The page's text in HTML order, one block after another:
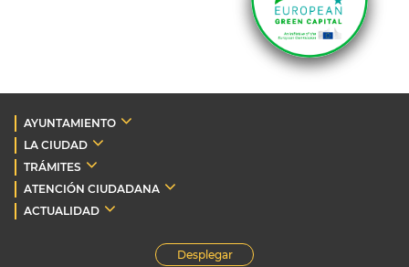
AYUNTAMIENTO
LA CIUDAD
TRÁMITES
ATENCIÓN CIUDADANA
ACTUALIDAD
Desplegar